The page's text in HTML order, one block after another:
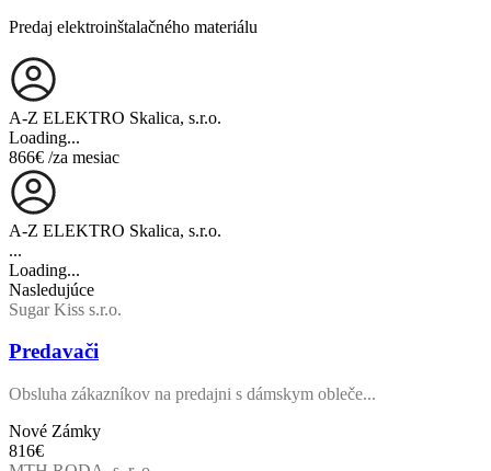
Predaj elektroinštalačného materiálu
A-Z ELEKTRO Skalica, s.r.o.
Loading...
866€ /za mesiac
A-Z ELEKTRO Skalica, s.r.o.
...
Loading...
Nasledujúce
Sugar Kiss s.r.o.
Predavači
Obsluha zákazníkov na predajni s dámskym obleče...
Nové Zámky
816€